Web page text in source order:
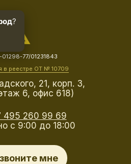
495 260 99 69
с 9:00 до 18:00
мне
21, корп. 3,
6, офис 618)
77/01231843
в реестре ОТ № 10709
?